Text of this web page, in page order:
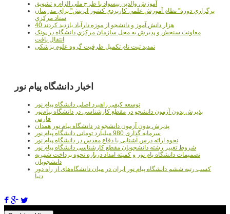
آموزش والدين بيسواد با طرح ملي الزام و تشويق
برگزاري دوره" نظام آموزش علمي كاربردي كشور اتريش" براي مدرسان
ستاد مرکزي
40 هزار دانش آموز و دانشجو از موزه دارآباد بازديد کردند
معاونت سنجش و پذيرش به محل سازمان مرکزي دانشگاه در پونک
انتقال يافت
تمديد ثبت نام تکميل ظرفيت گروه علوم پزشکي
اخبار دانشگاه پیام نور
توسعه کیفی راهبرد اصلی دانشگاه پیام نور
پذیرش بدون آزمون دانشجو در مقطع کارشناسی در دانشگاه پیام‌نور
فارس
پذیرش بدون آزمون دانشجو در دانشگاه پیام نور همدان
سرمایه گذاری 980 میلیارد تومانی دانشگاه پیام نور
نحوه ارائه درس آشنایی با دفاع مقدس در دانشگاه پیام نور
شروط تغییر رشته دانشجویان مقطع کارشناسی دانشگاه پیام نور
تصمیمات دانشگاه یام نور و کمیته امداد درباره نحوه پرداخت شهریه
دانشجویان
کسب رتبه ششم دانشگاه پیام نور ایران در میان دانشگاه‌های از راه دور
دنیا